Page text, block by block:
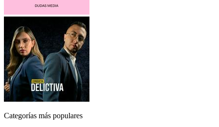
Categorías más populares